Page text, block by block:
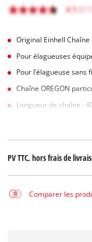
Original Einhell
Pour élagueuses
Pour l’élagueuse sans
Chaîne OREGON
Longueur de chaîne :
PV TTC, hors frais de
Comparer les